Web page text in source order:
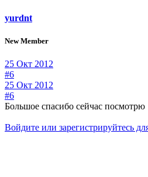
yurdnt
New Member
25 Окт 2012
#6
25 Окт 2012
#6
Большое спасибо сейчас посмотрю
Войдите или зарегистрируйтесь